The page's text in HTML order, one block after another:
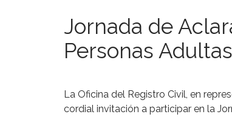
Jornada de
Personas
La Oficina del Registro Civil, en
cordial invitación a participar en la